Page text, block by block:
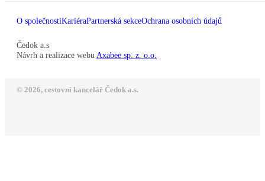
O společnostiKariéraPartnerská sekceOchrana osobních údajů
Čedok a.s
Návrh a realizace webu Axabee sp. z. o.o.
© 2026, cestovní kancelář Čedok a.s.